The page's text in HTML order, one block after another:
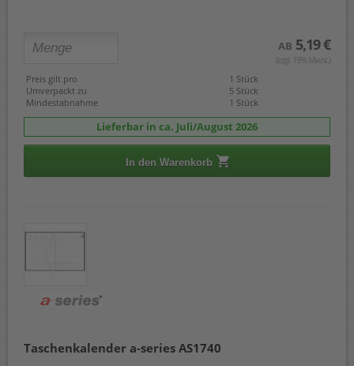
AB 5,19 €
(zzgl. 19% Mwst.)
Preis gilt pro
1 Stück
Umverpackt zu
5 Stück
Mindestabnahme
1 Stück
Lieferbar in ca. Juli/August 2026
In den Warenkorb
Taschenkalender a-series AS1740